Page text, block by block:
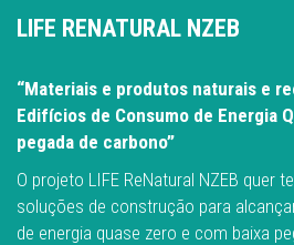
LIFE RENATURAL NZEB
“Materiais e produtos naturais e
Edifícios de Consumo de Energia
pegada de carbono”
O projeto LIFE ReNatural NZEB quer
soluções de construção para
de energia quase zero e com baixa